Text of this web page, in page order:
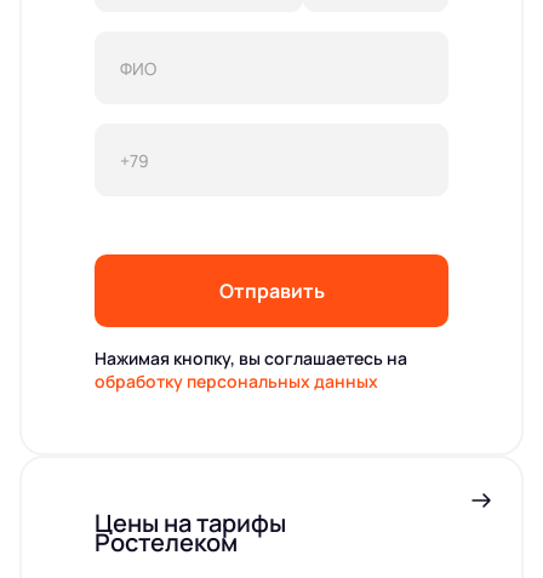
Отправить
Нажимая кнопку, вы соглашаетесь на
обработку персональных данных
Цены на тарифы
Ростелеком